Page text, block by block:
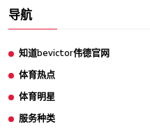
导航
知道bevictor伟德官网
体育热点
体育明星
服务种类